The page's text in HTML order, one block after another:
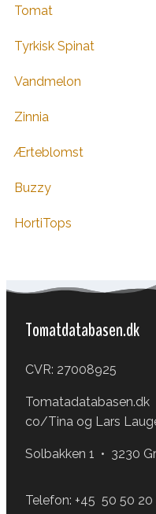
Tomat
Tyrkisk Spinat
Vandmelon
Zinnia
Ærteblomst
Buzzy
HortiTops
Tomatdatabasen.dk
CVR: 27008925
Tomatadatabasen.dk
co/Tina og Lars
Solbakken 1 • 3230
Telefon: +45 50 50 20